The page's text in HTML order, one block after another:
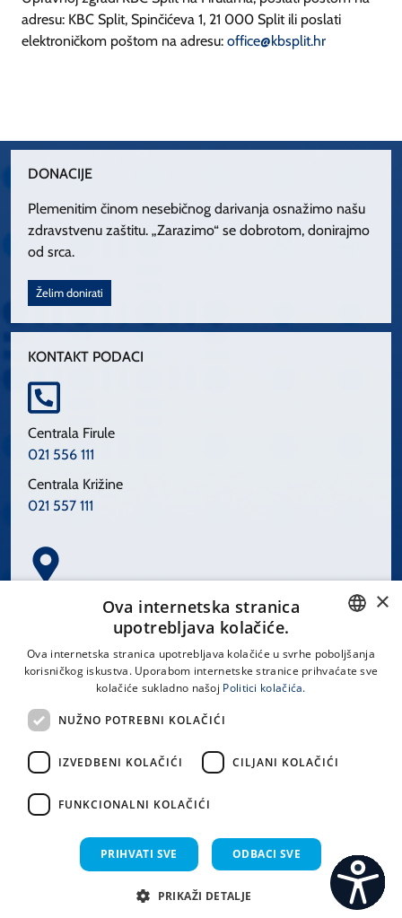
adresu: KBC Split, Spinčićeva 1, 21 000 Split ili poslati
elektroničkom poštom na adresu: office@kbsplit.hr
DONACIJE
Plemenitim činom nesebičnog darivanja osnažimo našu
zdravstvenu zaštitu. „Zarazimo“ se dobrotom, donirajmo
od srca.
Želim donirati
KONTAKT PODACI
Centrala Firule
021 556 111
Centrala Križine
021 557 111
Spinčićeva 1, 21000 Split
LINKOVI
Uvjeti korištenja
CROATIAN
×
Ova internetska stranica
upotrebljava kolačiće.
Ova internetska stranica upotrebljava kolačiće u svrhe poboljšanja
korisničkog iskustva. Uporabom internetske stranice prihvaćate sve
kolačiće sukladno našoj Politici kolačića.
NUŽNO POTREBNI KOLAČIĆI
IZVEDBENI KOLAČIĆI CILJANI KOLAČIĆI
FUNKCIONALNI KOLAČIĆI
PRIHVATI SVE ODBACI SVE
PRIKAŽI DETALJE